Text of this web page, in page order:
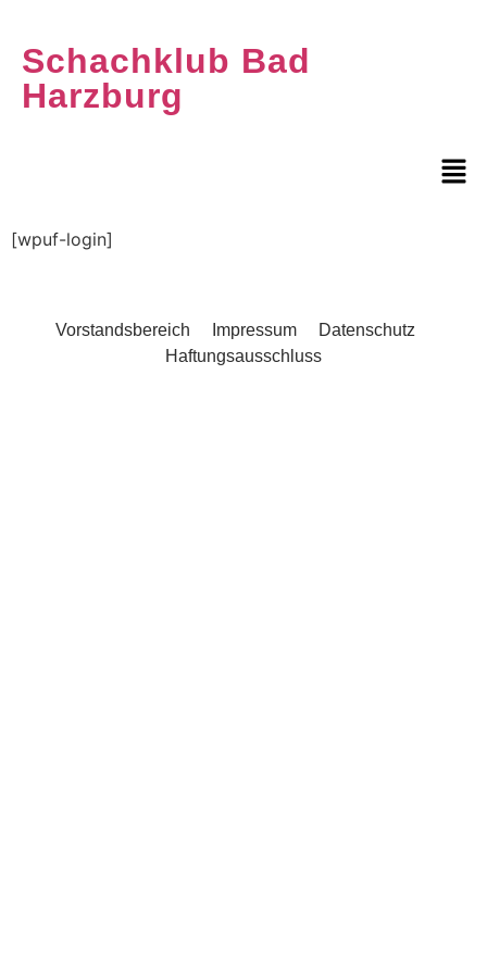
Schachklub Bad
Harzburg
[wpuf-login]
Vorstandsbereich Impressum
Datenschutz
Haftungsausschluss